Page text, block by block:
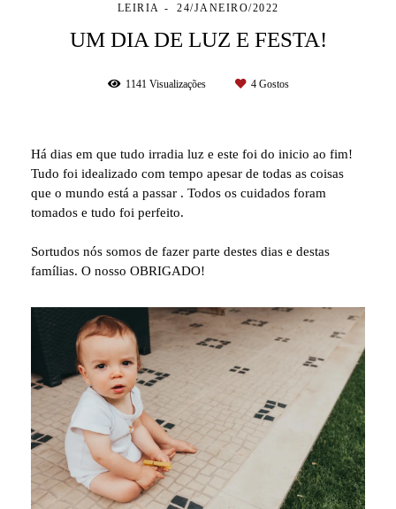
LEIRIA
24/JANEIRO/2022
UM DIA DE LUZ E FESTA!
1141 Visualizações 4Gostos
Há dias em que tudo irradia luz e este foi do inicio ao fim!
Tudo foi idealizado com tempo apesar de todas as coisas
que o mundo está a passar . Todos os cuidados foram
tomados e tudo foi perfeito.
Sortudos nós somos de fazer parte destes dias e destas
famílias. O nosso OBRIGADO!